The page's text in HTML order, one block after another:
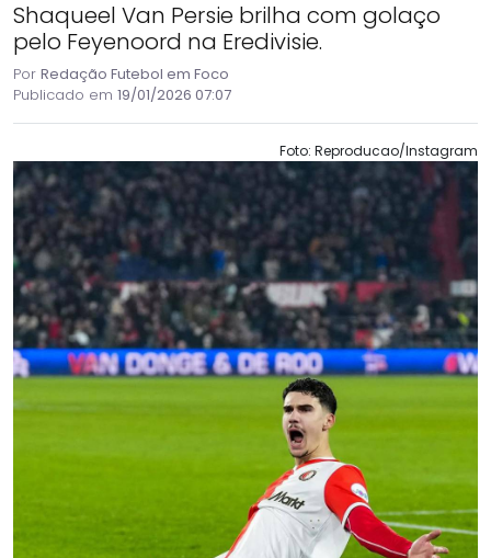
Shaqueel Van Persie brilha com golaço
pelo Feyenoord na Eredivisie.
Por Redação Futebol em Foco
Publicado em 19/01/2026 07:07
Foto: Reproducao/Instagram